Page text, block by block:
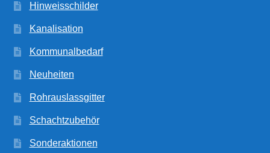
Hinweisschilder
Kanalisation
Kommunalbedarf
Neuheiten
Rohrauslassgitter
Schachtzubehör
Sonderaktionen